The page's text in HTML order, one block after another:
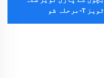
ٹویز T-مرحلہ شو